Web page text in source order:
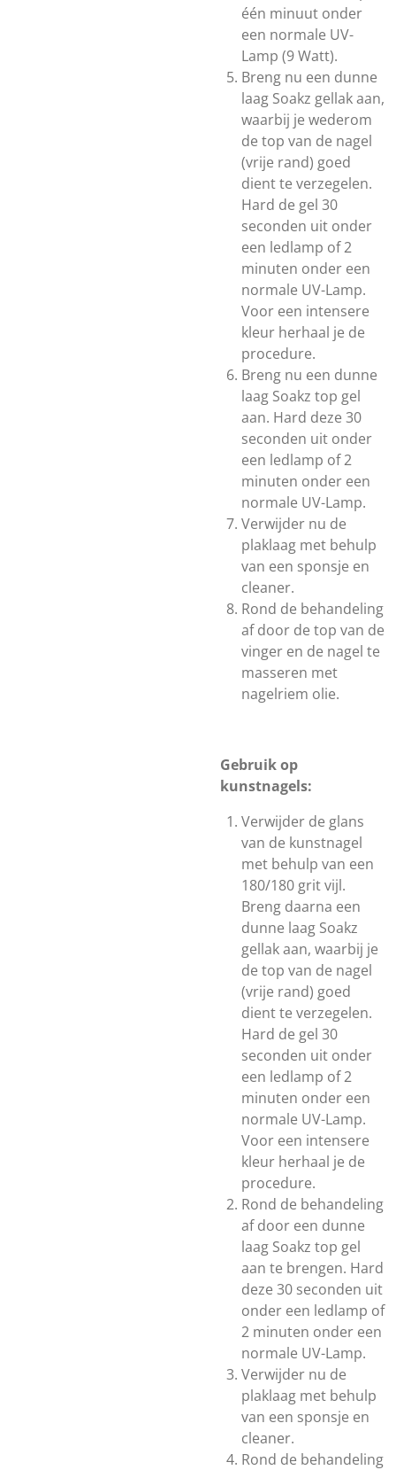
één minuut onder
een normale UV-
Lamp (9 Watt).
Breng nu een dunne
laag Soakz gellak aan,
waarbij je wederom
de top van de nagel
(vrije rand) goed
dient te verzegelen.
Hard de gel 30
seconden uit onder
een ledlamp of 2
minuten onder een
normale UV-Lamp.
Voor een intensere
kleur herhaal je de
procedure.
Breng nu een dunne
laag Soakz top gel
aan. Hard deze 30
seconden uit onder
een ledlamp of 2
minuten onder een
normale UV-Lamp.
Verwijder nu de
plaklaag met behulp
van een sponsje en
cleaner.
Rond de behandeling
af door de top van de
vinger en de nagel te
masseren met
nagelriem olie.
Gebruik op
kunstnagels:
Verwijder de glans
van de kunstnagel
met behulp van een
180/180 grit vijl.
Breng daarna een
dunne laag Soakz
gellak aan, waarbij je
de top van de nagel
(vrije rand) goed
dient te verzegelen.
Hard de gel 30
seconden uit onder
een ledlamp of 2
minuten onder een
normale UV-Lamp.
Voor een intensere
kleur herhaal je de
procedure.
Rond de behandeling
af door een dunne
laag Soakz top gel
aan te brengen. Hard
deze 30 seconden uit
onder een ledlamp of
2 minuten onder een
normale UV-Lamp.
Verwijder nu de
plaklaag met behulp
van een sponsje en
cleaner.
Rond de behandeling